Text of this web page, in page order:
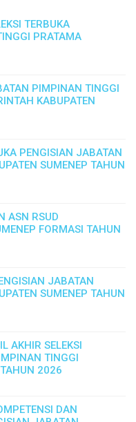
TERBUKA
PRATAMA
PIMPINAN TINGGI
KABUPATEN
PENGISIAN JABATAN
SUMENEP TAHUN
ASN RSUD
FORMASI TAHUN
JABATAN
SUMENEP TAHUN
AKHIR SELEKSI
TINGGI
2026
DAN